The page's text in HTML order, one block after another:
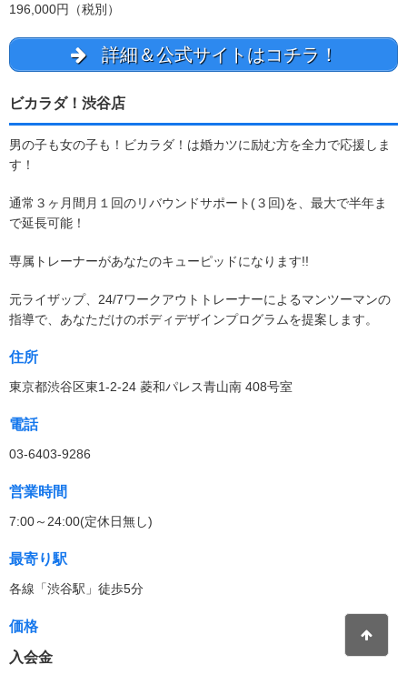
196,000円（税別）
詳細＆公式サイトはコチラ！
ビカラダ！渋谷店
男の子も女の子も！ビカラダ！は婚カツに励む方を全力で応援しま
す！
通常３ヶ月間月１回のリバウンドサポート(３回)を、最大で半年ま
で延長可能！
専属トレーナーがあなたのキューピッドになります!!
元ライザップ、24/7ワークアウトトレーナーによるマンツーマンの
指導で、あなただけのボディデザインプログラムを提案します。
住所
東京都渋谷区東1-2-24 菱和パレス青山南 408号室
電話
03-6403-9286
営業時間
7:00～24:00(定休日無し)
最寄り駅
各線「渋谷駅」徒歩5分
価格
入会金